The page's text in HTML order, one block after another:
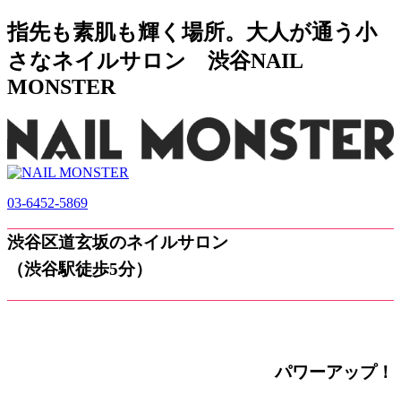
指先も素肌も輝く場所。大人が通う小
さなネイルサロン 渋谷NAIL
MONSTER
03-6452-5869
渋谷区道玄坂のネイルサロン
（渋谷駅徒歩5分）
パワーアップ！